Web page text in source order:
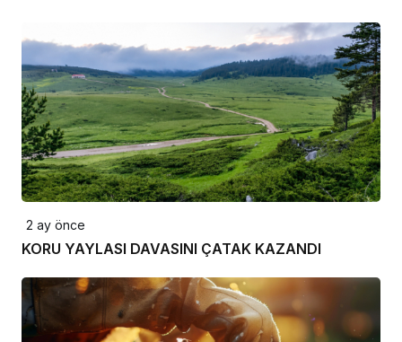
2 ay önce
KORU YAYLASI DAVASINI ÇATAK KAZANDI